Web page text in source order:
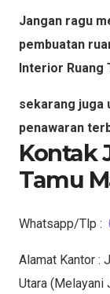
Jangan ragu
pembuatan
Interior Ruang
sekarang juga
penawaran
Kontak
Tamu
Whatsapp/Tlp :
Alamat Kantor :
Utara (Melayani